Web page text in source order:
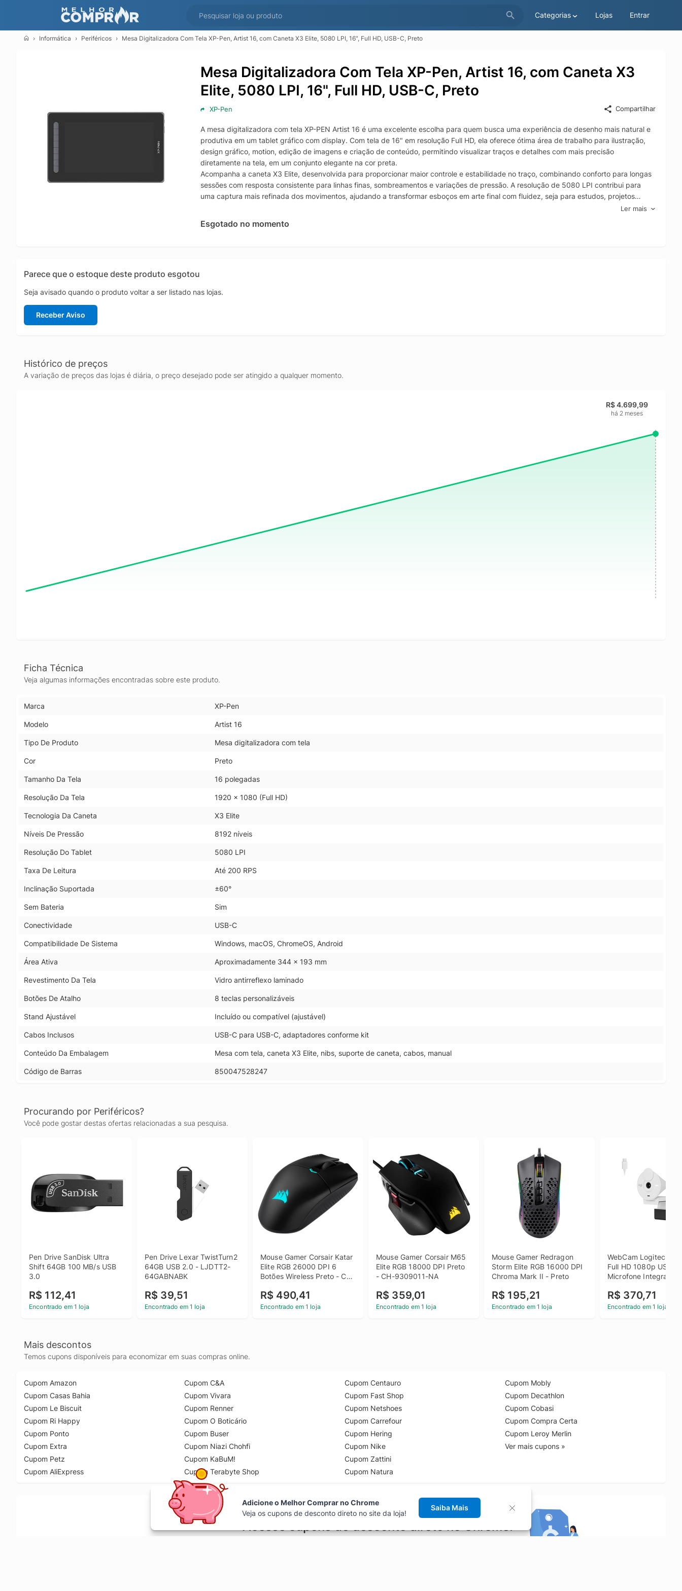
Categorias Lojas Entrar
Informática Periféricos Mesa Digitalizadora Com Tela XP-Pen, Artist 16, com Caneta X3 Elite, 5080 LPI, 16", Full HD, USB-C, Preto
Mesa Digitalizadora Com Tela XP-Pen, Artist 16, com Caneta X3
Elite, 5080 LPI, 16", Full HD, USB-C, Preto
XP-Pen Compartilhar
A mesa digitalizadora com tela XP-PEN Artist 16 é uma excelente escolha para quem busca uma experiência de desenho mais natural e
produtiva em um tablet gráfico com display. Com tela de 16" em resolução Full HD, ela oferece ótima área de trabalho para ilustração,
design gráfico, motion, edição de imagens e criação de conteúdo, permitindo visualizar traços e detalhes com mais precisão
diretamente na tela, em um conjunto elegante na cor preta.
Acompanha a caneta X3 Elite, desenvolvida para proporcionar maior controle e estabilidade no traço, combinando conforto para longas
sessões com resposta consistente para linhas finas, sombreamentos e variações de pressão. A resolução de 5080 LPI contribui para
uma captura mais refinada dos movimentos, ajudando a transformar esboços em arte final com fluidez, seja para estudos, projetos
Com conexão USB-C, a XP-PEN Artist 16 facilita a organização do setup e a integração com seu computador, tornando o fluxo de
trabalho mais prático em home office, estúdio ou ambiente de criação. É uma mesa digitalizadora com tela indicada para artistas e
Ler mais
Esgotado no momento
Parece que o estoque deste produto esgotou
Seja avisado quando o produto voltar a ser listado nas lojas.
Receber Aviso
Histórico de preços
A variação de preços das lojas é diária, o preço desejado pode ser atingido a qualquer momento.
R$ 4.699,99
há 2 meses
Ficha Técnica
Veja algumas informações encontradas sobre este produto.
Marca XP-Pen
Modelo Artist 16
Tipo De Produto Mesa digitalizadora com tela
Cor Preto
Tamanho Da Tela 16 polegadas
Resolução Da Tela 1920 x 1080 (Full HD)
Tecnologia Da Caneta X3 Elite
Níveis De Pressão 8192 níveis
Resolução Do Tablet 5080 LPI
Taxa De Leitura Até 200 RPS
Inclinação Suportada ±60°
Sem Bateria Sim
Conectividade USB-C
Compatibilidade De Sistema Windows, macOS, ChromeOS, Android
Área Ativa Aproximadamente 344 x 193 mm
Revestimento Da Tela Vidro antirreflexo laminado
Botões De Atalho 8 teclas personalizáveis
Stand Ajustável Incluído ou compatível (ajustável)
Cabos Inclusos USB-C para USB-C, adaptadores conforme kit
Conteúdo Da Embalagem Mesa com tela, caneta X3 Elite, nibs, suporte de caneta, cabos, manual
Código de Barras 850047528247
Procurando por Periféricos?
Você pode gostar destas ofertas relacionadas a sua pesquisa.
Pen Drive SanDisk Ultra
Shift 64GB 100 MB/s USB
3.0
R$ 112,41
Encontrado em 1 loja
Pen Drive Lexar TwistTurn2
64GB USB 2.0 - LJDTT2-
64GABNABK
R$ 39,51
Encontrado em 1 loja
Mouse Gamer Corsair Katar
Elite RGB 26000 DPI 6
Botões Wireless Preto - CH-
R$ 490,41
Encontrado em 1 loja
Mouse Gamer Corsair M65
Elite RGB 18000 DPI Preto
- CH-9309011-NA
R$ 359,01
Encontrado em 1 loja
Mouse Gamer Redragon
Storm Elite RGB 16000 DPI
Chroma Mark II - Preto
R$ 195,21
Encontrado em 1 loja
WebCam Logitech
Full HD 1080p USB-C
Microfone Integrado
R$ 370,71
Encontrado em 1 loja
Mais descontos
Temos cupons disponíveis para economizar em suas compras online.
Cupom Amazon
Cupom Casas Bahia
Cupom Le Biscuit
Cupom Ri Happy
Cupom Ponto
Cupom Extra
Cupom Petz
Cupom AliExpress
Cupom C&A
Cupom Vivara
Cupom Renner
Cupom O Boticário
Cupom Buser
Cupom Niazi Chohfi
Cupom KaBuM!
Cupom Terabyte Shop
Cupom Centauro
Cupom Fast Shop
Cupom Netshoes
Cupom Carrefour
Cupom Hering
Cupom Nike
Cupom Zattini
Cupom Natura
Cupom Mobly
Cupom Decathlon
Cupom Cobasi
Cupom Compra Certa
Cupom Leroy Merlin
Ver mais cupons »
Acesse cupons de desconto direto no Chrome!
Adicione o Melhor Comprar no Chrome
Veja os cupons de desconto direto no site da loja!
Saiba Mais